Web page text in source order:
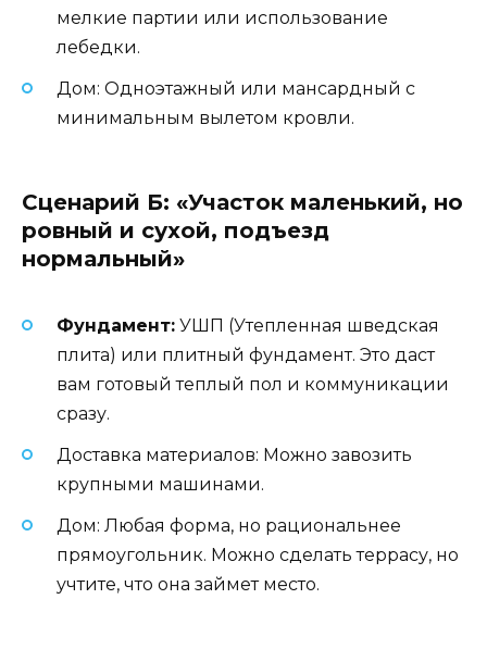
мелкие партии или использование
лебедки.
Дом: Одноэтажный или мансардный с
минимальным вылетом кровли.
Сценарий Б: «Участок маленький, но
ровный и сухой, подъезд
нормальный»
Фундамент: УШП (Утепленная шведская
плита) или плитный фундамент. Это даст
вам готовый теплый пол и коммуникации
сразу.
Доставка материалов: Можно завозить
крупными машинами.
Дом: Любая форма, но рациональнее
прямоугольник. Можно сделать террасу, но
учтите, что она займет место.